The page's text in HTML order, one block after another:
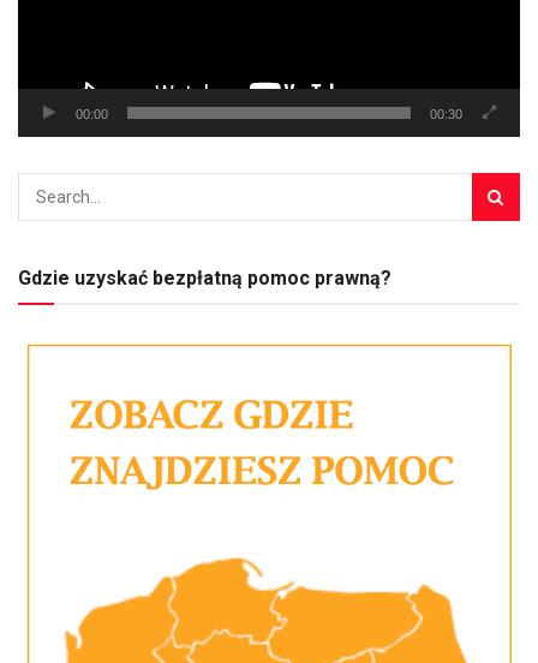
00:00 00:30
Gdzie uzyskać bezpłatną pomoc prawną?